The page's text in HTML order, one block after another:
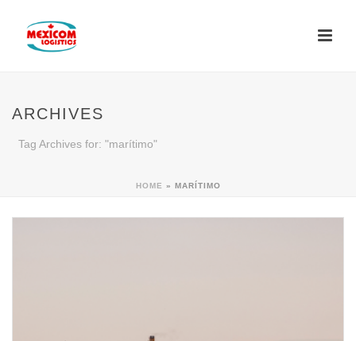
ARCHIVES
Tag Archives for: "marítimo"
HOME » MARÍTIMO